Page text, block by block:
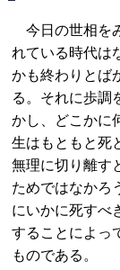
今日の世相を
れている時代は
かも終わりとば
る。それに歩調
かし、どこかに
生はもともと死
無理に切り離す
ためではなかろ
にいかに死すべ
することによっ
ものである。